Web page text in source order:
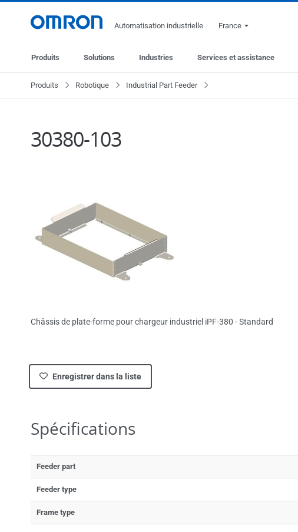
Automatisation industrielle France
Produits Solutions Industries Services et assistance
Produits Robotique Industrial Part Feeder
30380-103
Châssis de plate-forme pour chargeur industriel iPF-380 - Standard
Enregistrer dans la liste
Spécifications
Feeder part
Feeder type
Frame type